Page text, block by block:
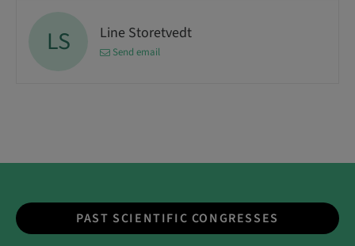
LS Line Storetvedt
Send email
PAST SCIENTIFIC CONGRESSES